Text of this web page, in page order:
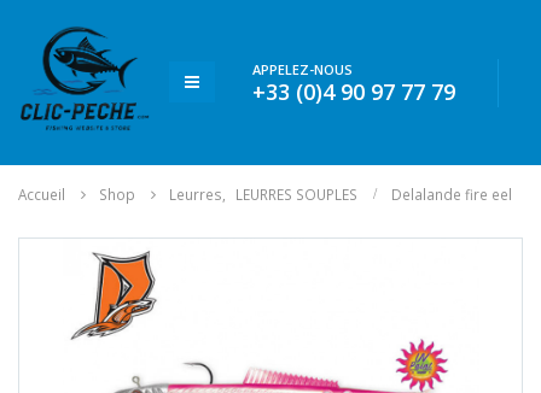
APPELEZ-NOUS
+33 (0)4 90 97 77 79
Accueil Shop Leurres LEURRES SOUPLES Delalande fire eel